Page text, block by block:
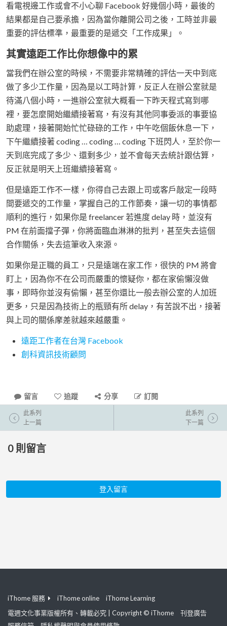
看電視邊工作或會不小心聊 Facebook 好幾個小時，最後的
結果都是自己要承擔，因為當你離開公司之後，工時並非最
重要的評估標準，最重要的是遞交「工作成果」。
其實遠距工作比你想像中的累
當我們在辦公室的時候，不需要非常精確的評估一天中到底
做了多少工作量，因為是以工時計算，反正人在辦公室就是
待滿八個小時，一進辦公室就大概看一下昨天程式寫到哪
裡，要怎麼開始繼續接著寫，有沒有其他同事委派的事要協
助處理，接著開始忙忙碌碌的工作，中午吃個飯休息一下，
下午繼續接著 coding … coding … coding 下班閃人，至於你一
天到底完成了多少、還剩多少，並不會每天去統計跟估算，
反正就是明天上班繼續接著寫。
但是遠距工作不一樣，你得自己去跟上司或客戶敲定一段時
間要遞交的工作量，掌握自己的工作節奏，讓一切的事情都
順利的進行，如果你是 freelancer 若進度 delay 時，並沒有
PM 在前面擋子彈，你將面臨血淋淋的批判，甚至失去這個
合作關係，失去這筆收入來源。
如果你是正職的員工，只是遠端在家工作，很快的 PM 將會
盯上，因為你不在公司而嚴重的懷疑你，都在家偷懶沒做
事，即時你並沒有偷懶，甚至你還比一般去辦公室的人加班
更多，只是因為技術上的瓶頸有所 delay，有苦說不出，接著
與上司的關係摩差就越來越嚴重。
遠距工作者在台灣 Facebook
創科資訊技術顧問
留言 追蹤 分享 訂閱
此系列
上一篇
此系列
下一篇
0 則留言
登入留言
iThome 服務 iThome online
iThome Learning
電週文化事業版權所有、轉載必究 | Copyright © iThome
刊登廣告